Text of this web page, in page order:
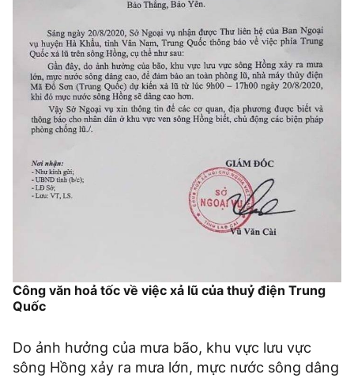
Công văn hoả tốc về việc xả lũ của thuỷ điện Trung
Quốc
Do ảnh hưởng của mưa bão, khu vực lưu vực
sông Hồng xảy ra mưa lớn, mực nước sông dâng